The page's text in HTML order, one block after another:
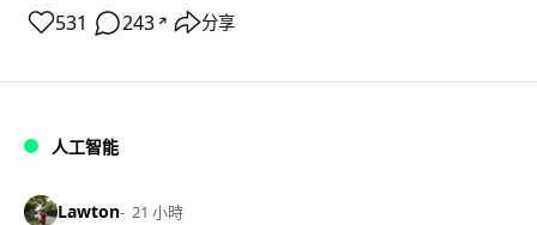
531 243 ↗ 分享
人工智能
Lawton 21 小時